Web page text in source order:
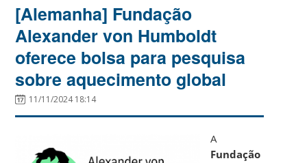
[Alemanha] Fundação
Alexander von Humboldt
oferece bolsa para pesquisa
sobre aquecimento global
11/11/2024 18:14
A
Fundação